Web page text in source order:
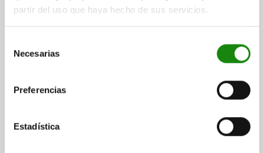
partir del uso que haya hecho de sus servicios.
Necesarias
Preferencias
Estadística
VOLANTE CHAPA DE ACERO, CUADRADO V=8, D1=78,